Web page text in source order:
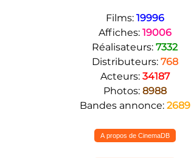
Films: 19996
Affiches: 19006
Réalisateurs: 7332
Distributeurs: 768
Acteurs: 34187
Photos: 8988
Bandes annonce: 2689
A propos de CinemaDB